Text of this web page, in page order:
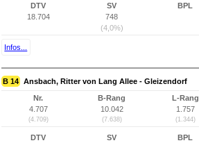
DTV
18.704
SV
748
(4,0%)
BPL
Infos...
B 14 Ansbach, Ritter von Lang Allee - Gleizendorf
Nr.
4.707
(4.709)
B-Rang
10.042
(7.638)
L-Rang
1.757
(1.344)
DTV
SV
BPL